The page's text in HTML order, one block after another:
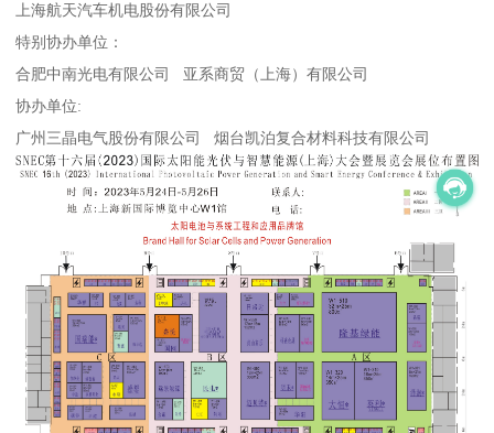
上海航天汽车机电股份有限公司
特别协办单位：
合肥中南光电有限公司 亚系商贸（上海）有限公司
协办单位:
广州三晶电气股份有限公司 烟台凯泊复合材料科技有限公司